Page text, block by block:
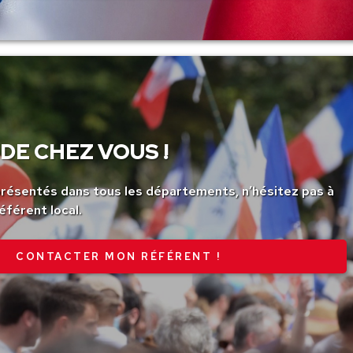
CHEZ VOUS !
dans tous les départements, n’hésitez pas à
local.
CONTACTER MON RÉFÉRENT !